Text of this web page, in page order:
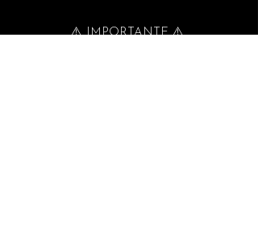
_⚠️ IMPORTANTE ⚠️ _